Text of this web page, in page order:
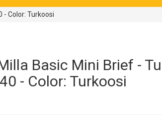
- Color: Turkoosi
Basic Mini Brief -
- Color: Turkoosi